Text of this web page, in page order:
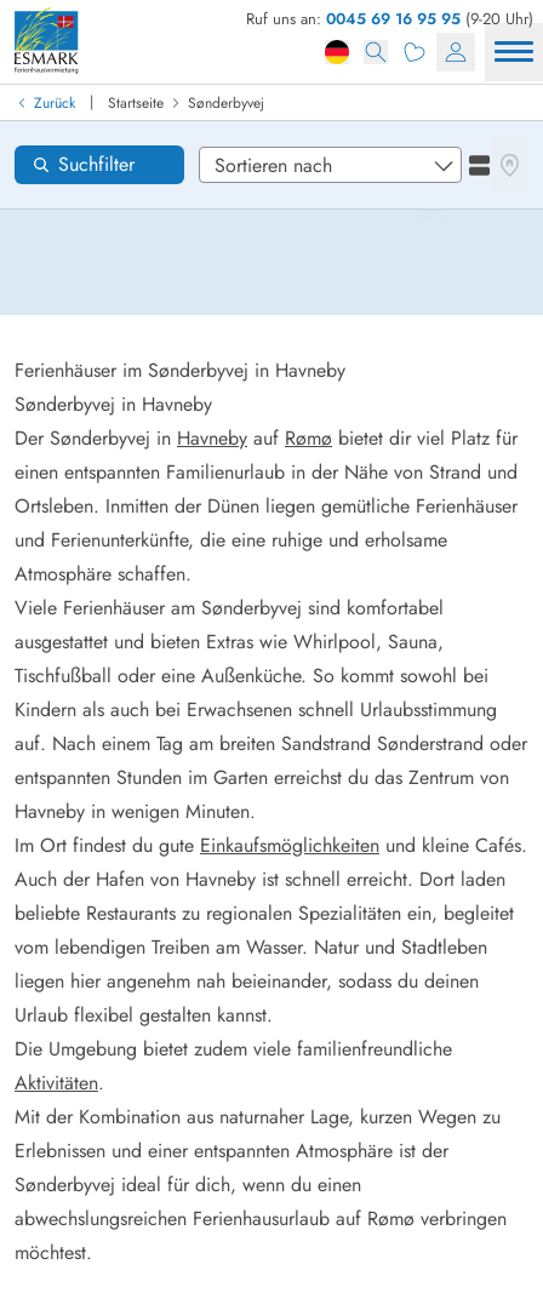
Ruf uns an: 0045 69 16 95 95 (9-20 Uhr)
Zurück | Startseite Sønderbyvej
Sønderbyvej
Ferienhäuser im Sønderbyvej in Havneby
Sønderbyvej in Havneby
Der Sønderbyvej in Havneby auf Rømø bietet dir viel Platz für
einen entspannten Familienurlaub in der Nähe von Strand und
Ortsleben. Inmitten der Dünen liegen gemütliche Ferienhäuser
und Ferienunterkünfte, die eine ruhige und erholsame
Atmosphäre schaffen.
Viele Ferienhäuser am Sønderbyvej sind komfortabel
ausgestattet und bieten Extras wie Whirlpool, Sauna,
Tischfußball oder eine Außenküche. So kommt sowohl bei
Kindern als auch bei Erwachsenen schnell Urlaubsstimmung
auf. Nach einem Tag am breiten Sandstrand Sønderstrand oder
entspannten Stunden im Garten erreichst du das Zentrum von
Havneby in wenigen Minuten.
Im Ort findest du gute Einkaufsmöglichkeiten und kleine Cafés.
Auch der Hafen von Havneby ist schnell erreicht. Dort laden
beliebte Restaurants zu regionalen Spezialitäten ein, begleitet
vom lebendigen Treiben am Wasser. Natur und Stadtleben
liegen hier angenehm nah beieinander, sodass du deinen
Urlaub flexibel gestalten kannst.
Die Umgebung bietet zudem viele familienfreundliche
Aktivitäten.
Mit der Kombination aus naturnaher Lage, kurzen Wegen zu
Erlebnissen und einer entspannten Atmosphäre ist der
Sønderbyvej ideal für dich, wenn du einen
abwechslungsreichen Ferienhausurlaub auf Rømø verbringen
möchtest.
Suchfilter
Ferienhaus in Dänemark finden
Anreise
Gebiete
Loading...